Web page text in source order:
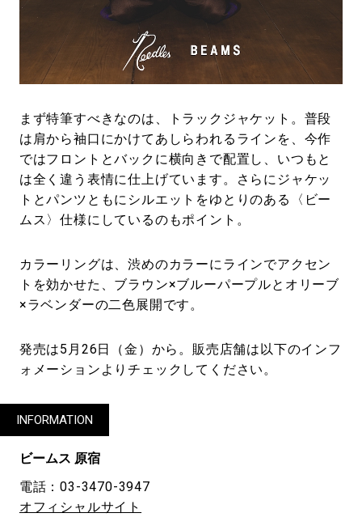
まず特筆すべきなのは、トラックジャケット。普段
は肩から袖口にかけてあしらわれるラインを、今作
ではフロントとバックに横向きで配置し、いつもと
は全く違う表情に仕上げています。さらにジャケッ
トとパンツともにシルエットをゆとりのある〈ビー
ムス〉仕様にしているのもポイント。
カラーリングは、渋めのカラーにラインでアクセン
トを効かせた、ブラウン×ブルーパープルとオリーブ
×ラベンダーの二色展開です。
発売は5月26日（金）から。販売店舗は以下のインフ
ォメーションよりチェックしてください。
INFORMATION
ビームス 原宿
電話：03-3470-3947
オフィシャルサイト